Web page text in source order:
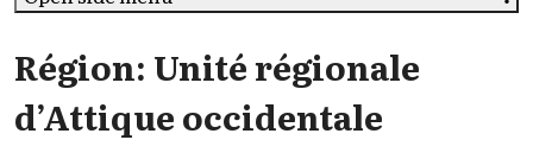
Région: Unité régionale
d’Attique occidentale